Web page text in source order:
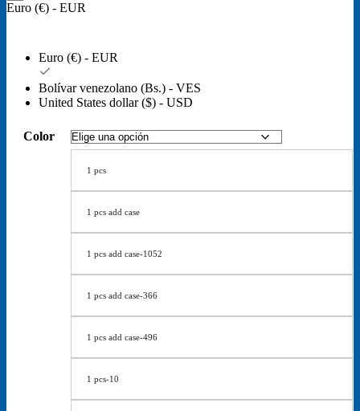
€24,03
Euro (€) - EUR
Euro (€) - EUR
Bolívar venezolano (Bs.) - VES
United States dollar ($) - USD
Color
1 pcs
1 pcs add case
1 pcs add case-1052
1 pcs add case-366
1 pcs add case-496
1 pcs-10